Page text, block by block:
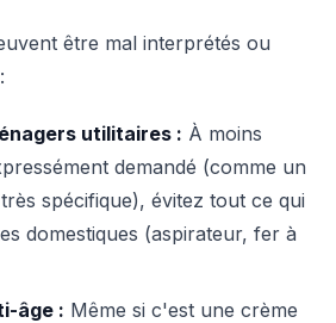
être mal interprétés ou
utilitaires : À moins
demandé (comme un
spécifique), évitez tout ce qui
domestiques (aspirateur, fer à
âge : Même si c'est une crème